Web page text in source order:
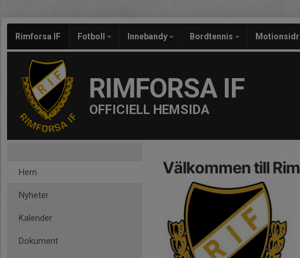
Rimforsa IF Fotboll Innebandy Bordtennis
RIMFORSA IF
OFFICIELL HEMSIDA
Hem
Nyheter
Kalender
Dokument
Välkommen till